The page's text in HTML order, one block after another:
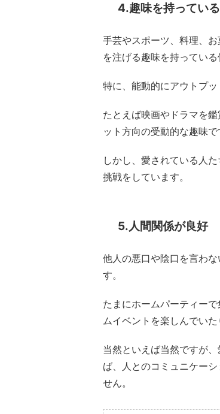
4.趣味を持っている
手芸やスポーツ、料理、
を注げる趣味を持っている
特に、能動的にアウトプ
たとえば映画やドラマを
ット方向の受動的な趣味で
しかし、愛されている人
挑戦をしています。
5.人間関係が良好
他人の悪口や陰口を言わ
す。
たまにホームパーティー
ムイベントを楽しんでいた
当然といえば当然ですが
ば、人とのコミュニケー
せん。